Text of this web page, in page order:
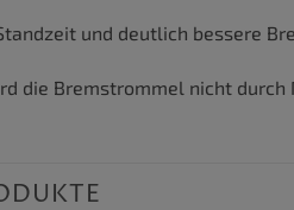
und deutlich bessere
die Bremstrommel nicht durch